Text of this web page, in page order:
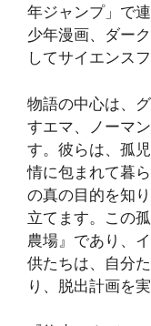
年ジャンプ」で
少年漫画、ダー
してサイエンス
物語の中心は、
すエマ、ノーマ
す。彼らは、孤
情に包まれて暮
の真の目的を知
立てます。この
農場』であり、
供たちは、自分
り、脱出計画を